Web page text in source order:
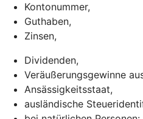
Kontonummer,
Guthaben,
Zinsen,
Dividenden,
Veräußerungsgewinne
Ansässigkeitsstaat,
ausländische